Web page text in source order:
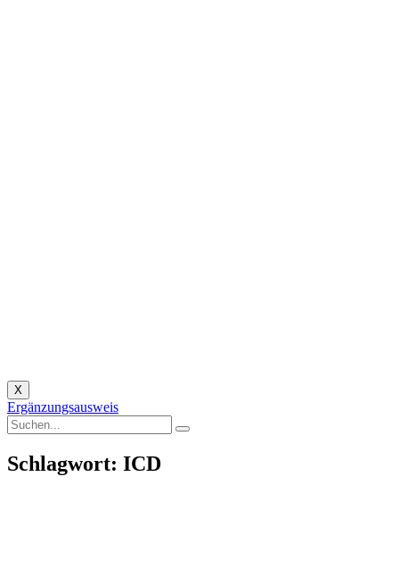
X
Ergänzungsausweis
Schlagwort: ICD